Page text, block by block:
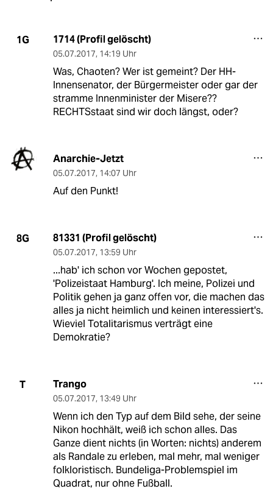
1G 1714 (Profil gelöscht)
05.07.2017, 14:19 Uhr
Was, Chaoten? Wer ist gemeint? Der HH-
Innensenator, der Bürgermeister oder gar der
stramme Innenminister der Misere??
RECHTSstaat sind wir doch längst, oder?
Anarchie-Jetzt
05.07.2017, 14:07 Uhr
Auf den Punkt!
8G 81331 (Profil gelöscht)
05.07.2017, 13:59 Uhr
...hab' ich schon vor Wochen gepostet,
'Polizeistaat Hamburg'. Ich meine, Polizei und
Politik gehen ja ganz offen vor, die machen das
alles ja nicht heimlich und keinen interessiert's.
Wieviel Totalitarismus verträgt eine
Demokratie?
T Trango
05.07.2017, 13:49 Uhr
Wenn ich den Typ auf dem Bild sehe, der seine
Nikon hochhält, weiß ich schon alles. Das
Ganze dient nichts (in Worten: nichts) anderem
als Randale zu erleben, mal mehr, mal weniger
folkloristisch. Bundeliga-Problemspiel im
Quadrat, nur ohne Fußball.